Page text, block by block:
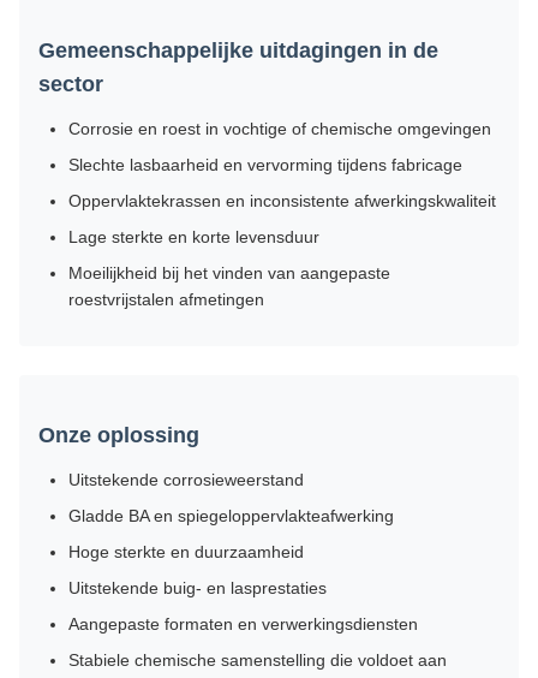
Gemeenschappelijke uitdagingen in de
sector
Corrosie en roest in vochtige of chemische omgevingen
Slechte lasbaarheid en vervorming tijdens fabricage
Oppervlaktekrassen en inconsistente afwerkingskwaliteit
Lage sterkte en korte levensduur
Moeilijkheid bij het vinden van aangepaste
roestvrijstalen afmetingen
Onze oplossing
Uitstekende corrosieweerstand
Gladde BA en spiegeloppervlakteafwerking
Hoge sterkte en duurzaamheid
Uitstekende buig- en lasprestaties
Aangepaste formaten en verwerkingsdiensten
Stabiele chemische samenstelling die voldoet aan